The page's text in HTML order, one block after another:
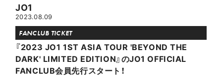
JO1
2023.08.09
FANCLUB TICKET
『2023 JO1 1ST ASIA TOUR 'BEYOND THE
DARK' LIMITED EDITION』のJO1 OFFICIAL
FANCLUB会員先行スタート！